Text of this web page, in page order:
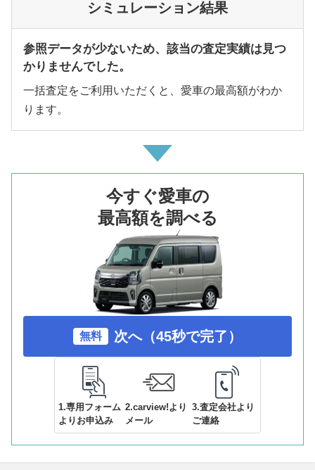
シミュレーション結果
参照データが少ないため、該当の査定実績は見つ
かりませんでした。
一括査定をご利用いただくと、愛車の最高額がわか
ります。
今すぐ愛車の
最高額を調べる
無料 次へ（45秒で完了）
1.専用フォーム
よりお申込み
2.carview!より
メール
3.査定会社より
ご連絡